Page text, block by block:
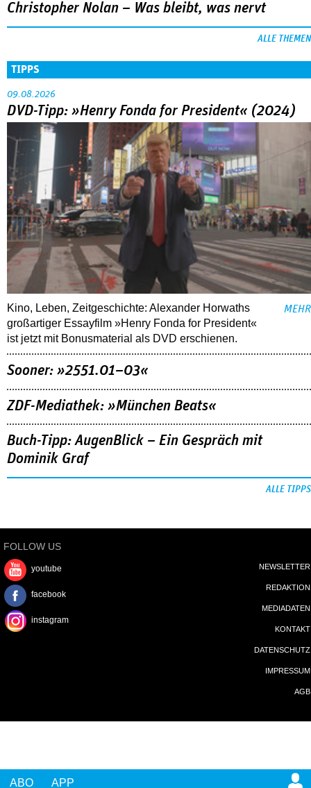
ABO APP
Christopher Nolan – Was bleibt, was nervt
ALLE THEMEN
TIPPS
09.08.2026
DVD-Tipp: »Henry Fonda for President« (2024)
Kino, Leben, Zeitgeschichte: Alexander Horwaths
großartiger Essayfilm »Henry Fonda for President«
ist jetzt mit Bonusmaterial als DVD erschienen.
MEHR
Sooner: »2551.01–03«
ZDF-Mediathek: »München Beats«
Buch-Tipp: AugenBlick – Ein Gespräch mit
Dominik Graf
ALLE TIPPS
FOLLOW US
youtube
facebook
instagram
NEWSLETTER
REDAKTION
MEDIADATEN
KONTAKT
DATENSCHUTZ
IMPRESSUM
AGB